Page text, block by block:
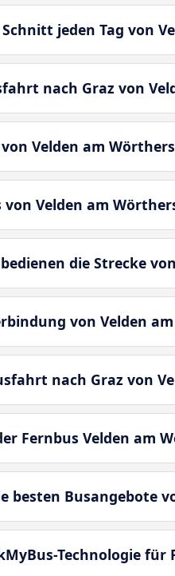
jeden Tag von
nach Graz von
Velden am
Velden am
die Strecke
von Velden
nach Graz von
Fernbus Velden am
besten Busangebote
Technologie für